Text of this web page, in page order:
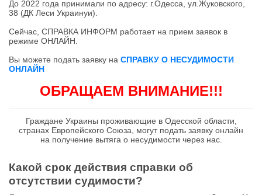
До 2022 года принимали по адресу: г.Одесса, ул.Жуковского,
38 (ДК Леси Украинуи).
Сейчас, СПРАВКА ИНФОРМ работает на прием заявок в
режиме ОНЛАЙН.
Вы можете подать заявку на СПРАВКУ О НЕСУДИМОСТИ
ОНЛАЙН
ОБРАЩАЕМ ВНИМАНИЕ!!!
Граждане Украины проживающие в Одесской области,
странах Европейского Союза, могут подать заявку онлайн
на получение вытяга о несудимости через нас.
Какой срок действия справки об
отсутствии судимости?